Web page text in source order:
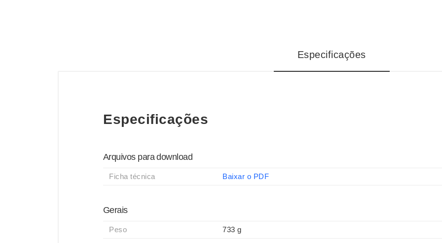
Especificações
Especificações
Arquivos para download
Ficha técnica Baixar o PDF
Gerais
Peso 733 g